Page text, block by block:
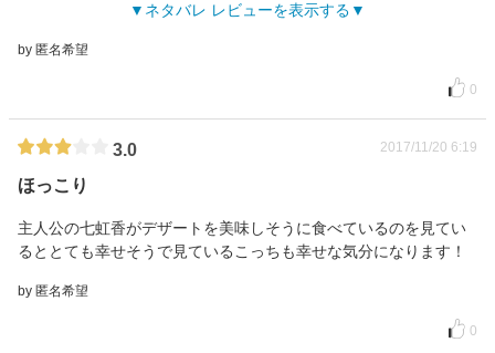
ネタバレ レビューを表示する
by 匿名希望
0
3.0 2017/11/20 6:19
ほっこり
主人公の七虹香がデザートを美味しそうに食べているのを見てい
るととても幸せそうで見ているこっちも幸せな気分になります！
by 匿名希望
0